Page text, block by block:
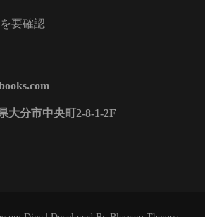
を要確認
大分市中央町2-8-1-2F